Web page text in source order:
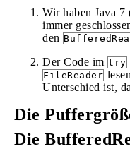
Wir haben Java 7
immer
den
Der Code im try
FileReader
Unterschied ist,
Die
Die